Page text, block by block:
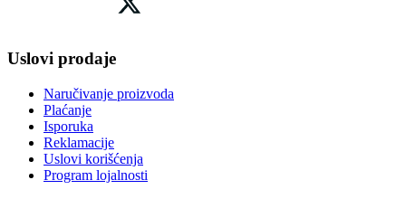
Uslovi prodaje
Naručivanje proizvoda
Plaćanje
Isporuka
Reklamacije
Uslovi korišćenja
Program lojalnosti